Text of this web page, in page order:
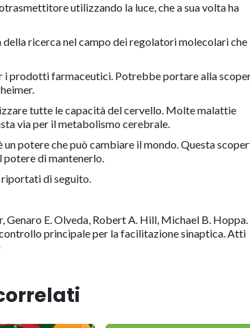
utilizzando la luce, che a sua volta ha
ricerca nel campo dei regolatori molecolari che
i prodotti farmaceutici. Potrebbe portare alla
tutte le capacità del cervello. Molte malattie
via per il metabolismo cerebrale.
potere che può cambiare il mondo. Questa
potere di mantenerlo.
riportati di seguito.
Genaro E. Olveda, Robert A. Hill, Michael B. Hoppa.
principale per la facilitazione sinaptica. Atti